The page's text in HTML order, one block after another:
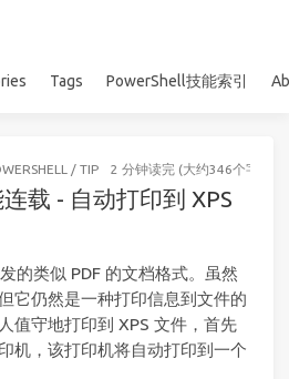
Tags PowerShell技能索引
/ TIP 2 分钟读完 (大约346个字)
载 - 自动打印到 XPS
的类似 PDF 的文档格式。虽然
它仍然是一种打印信息到文件的
值守地打印到 XPS 文件，首先
机，该打印机将自动打印到一个